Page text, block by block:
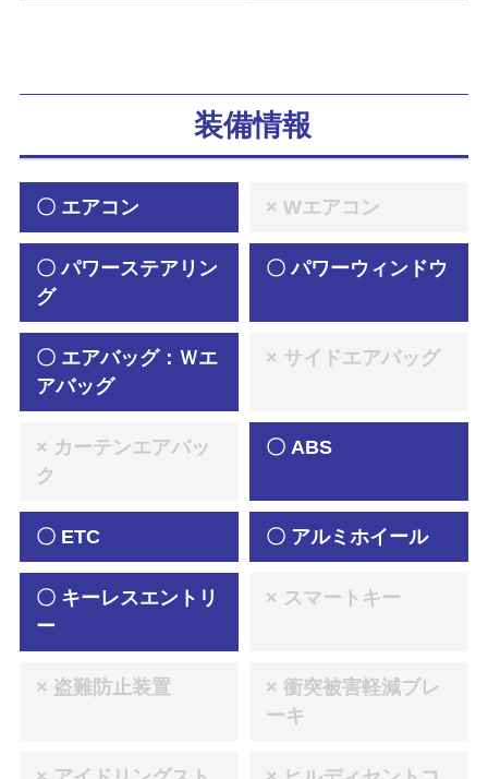
装備情報
〇 エアコン × Wエアコン
〇 パワーステアリン
グ
〇 パワーウィンドウ
〇 エアバッグ：Ｗエ
アバッグ
× サイドエアバッグ
× カーテンエアバッ
ク
〇 ABS
〇 ETC 〇 アルミホイール
〇 キーレスエントリ
ー
× スマートキー
× 盗難防止装置
× 衝突被害軽減ブレ
ーキ